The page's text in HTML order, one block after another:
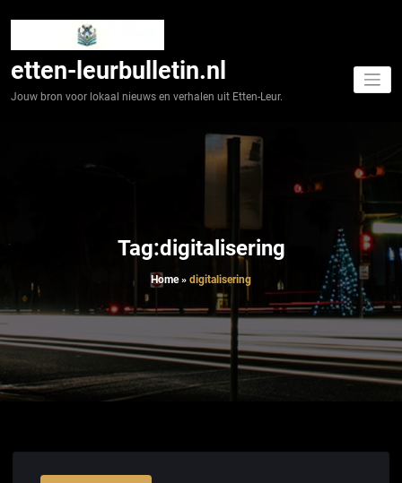
etten-leurbulletin.nl
Jouw bron voor lokaal nieuws en verhalen uit Etten-Leur.
Tag:digitalisering
Home» digitalisering